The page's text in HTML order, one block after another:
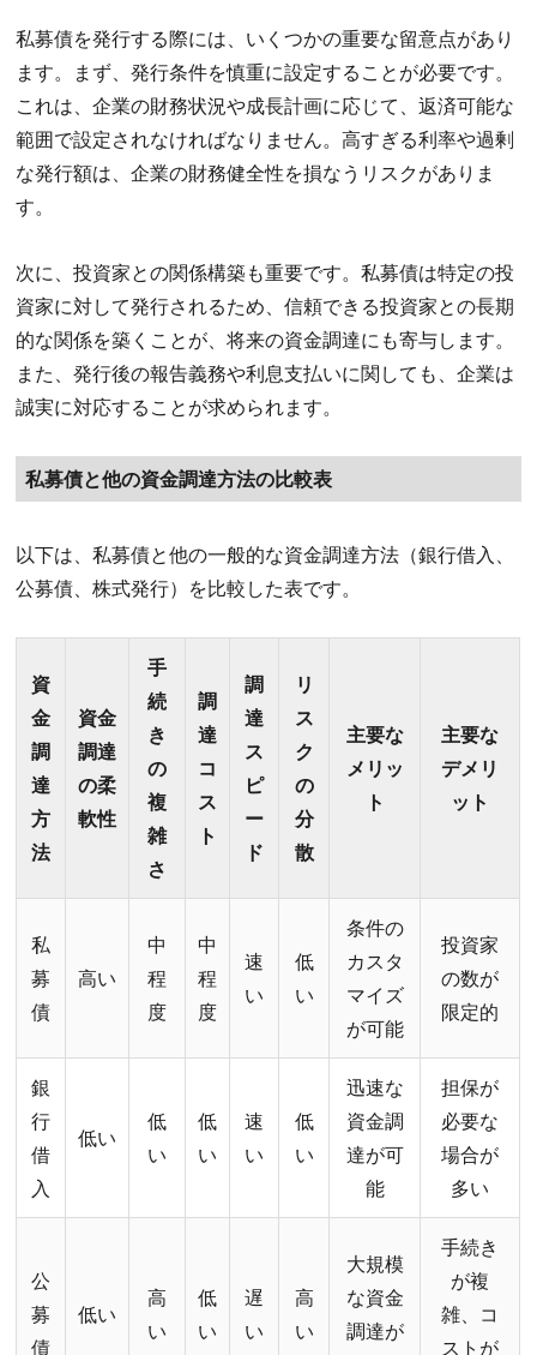
私募債を発行する際には、いくつかの重要な留意点があり
ます。まず、発行条件を慎重に設定することが必要です。
これは、企業の財務状況や成長計画に応じて、返済可能な
範囲で設定されなければなりません。高すぎる利率や過剰
な発行額は、企業の財務健全性を損なうリスクがありま
す。
次に、投資家との関係構築も重要です。私募債は特定の投
資家に対して発行されるため、信頼できる投資家との長期
的な関係を築くことが、将来の資金調達にも寄与します。
また、発行後の報告義務や利息支払いに関しても、企業は
誠実に対応することが求められます。
私募債と他の資金調達方法の比較表
以下は、私募債と他の一般的な資金調達方法（銀行借入、
公募債、株式発行）を比較した表です。
資
金
調
達
方
法
資金
調達
の柔
軟性
手
続
き
の
複
雑
さ
調
達
コ
ス
ト
調
達
ス
ピ
ー
ド
リ
ス
ク
の
分
散
主要な
メリッ
ト
主要な
デメリ
ット
私
募
債
高い
中
程
度
中
程
度
速
い
低
い
条件の
カスタ
マイズ
が可能
投資家
の数が
限定的
銀
行
借
入
低い
低
い
低
い
速
い
低
い
迅速な
資金調
達が可
能
担保が
必要な
場合が
多い
公
募
債
低い
高
い
低
い
遅
い
高
い
大規模
な資金
調達が
手続き
が複
雑、コ
ストが